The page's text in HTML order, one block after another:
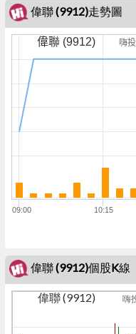
偉聯 (9912)走勢圖
偉聯 (9912) 嗨
09:00 10:15
偉聯 (9912)個股K線
偉聯 (9912) 嗨